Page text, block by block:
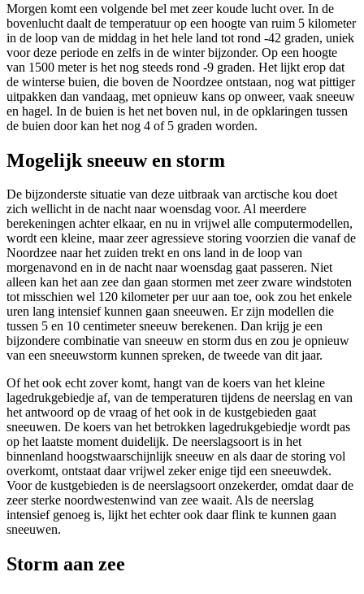
Morgen komt een volgende bel met zeer koude lucht over. In de
bovenlucht daalt de temperatuur op een hoogte van ruim 5 kilometer
in de loop van de middag in het hele land tot rond -42 graden, uniek
voor deze periode en zelfs in de winter bijzonder. Op een hoogte
van 1500 meter is het nog steeds rond -9 graden. Het lijkt erop dat
de winterse buien, die boven de Noordzee ontstaan, nog wat pittiger
uitpakken dan vandaag, met opnieuw kans op onweer, vaak sneeuw
en hagel. In de buien is het net boven nul, in de opklaringen tussen
de buien door kan het nog 4 of 5 graden worden.
Mogelijk sneeuw en storm
De bijzonderste situatie van deze uitbraak van arctische kou doet
zich wellicht in de nacht naar woensdag voor. Al meerdere
berekeningen achter elkaar, en nu in vrijwel alle computermodellen,
wordt een kleine, maar zeer agressieve storing voorzien die vanaf de
Noordzee naar het zuiden trekt en ons land in de loop van
morgenavond en in de nacht naar woensdag gaat passeren. Niet
alleen kan het aan zee dan gaan stormen met zeer zware windstoten
tot misschien wel 120 kilometer per uur aan toe, ook zou het enkele
uren lang intensief kunnen gaan sneeuwen. Er zijn modellen die
tussen 5 en 10 centimeter sneeuw berekenen. Dan krijg je een
bijzondere combinatie van sneeuw en storm dus en zou je opnieuw
van een sneeuwstorm kunnen spreken, de tweede van dit jaar.
Of het ook echt zover komt, hangt van de koers van het kleine
lagedrukgebiedje af, van de temperaturen tijdens de neerslag en van
het antwoord op de vraag of het ook in de kustgebieden gaat
sneeuwen. De koers van het betrokken lagedrukgebiedje wordt pas
op het laatste moment duidelijk. De neerslagsoort is in het
binnenland hoogstwaarschijnlijk sneeuw en als daar de storing vol
overkomt, ontstaat daar vrijwel zeker enige tijd een sneeuwdek.
Voor de kustgebieden is de neerslagsoort onzekerder, omdat daar de
zeer sterke noordwestenwind van zee waait. Als de neerslag
intensief genoeg is, lijkt het echter ook daar flink te kunnen gaan
sneeuwen.
Storm aan zee